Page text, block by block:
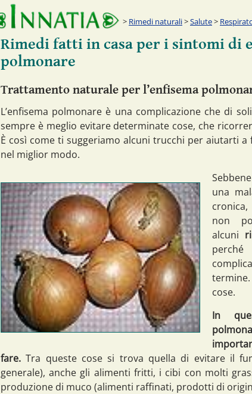
Rimedi naturali>Salute>
Rimedi fatti in casa per i sintomi di
polmonare
Trattamento naturale per l’enfisema
L’enfisema polmonare è una complicazione che di
sempre è meglio evitare determinate cose, che
È così come ti suggeriamo alcuni trucchi per aiutarti
nel miglior modo.
una
non
alcuni
cose.
In
fare. Tra queste cose si trova quella di evitare il
generale), anche gli alimenti fritti, i cibi con molti
produzione di muco (alimenti raffinati, prodotti di